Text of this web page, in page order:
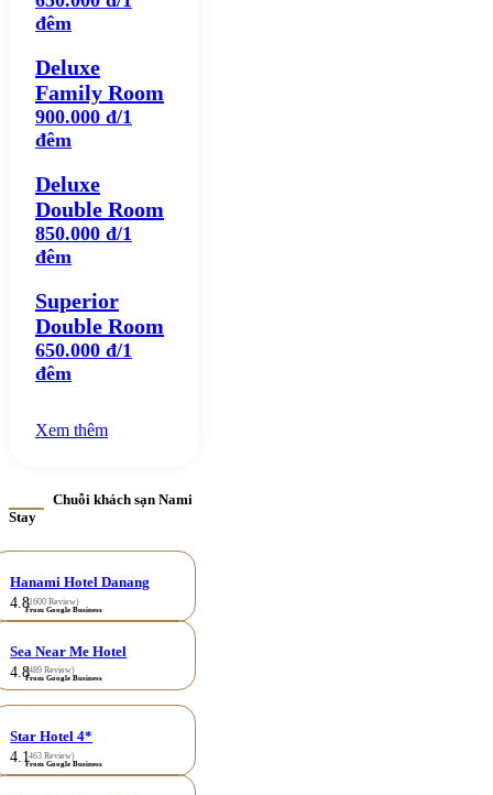
đêm
Deluxe
Family Room
900.000 đ/1
đêm
Deluxe
Double Room
850.000 đ/1
đêm
Superior
Double Room
650.000 đ/1
đêm
Xem thêm
Chuỗi khách sạn Nami
Stay
Hanami Hotel Danang
4.8(1600 Review)
From Google Business
Sea Near Me Hotel
4.8(489 Review)
From Google Business
Star Hotel 4*
4.1(463 Review)
From Google Business